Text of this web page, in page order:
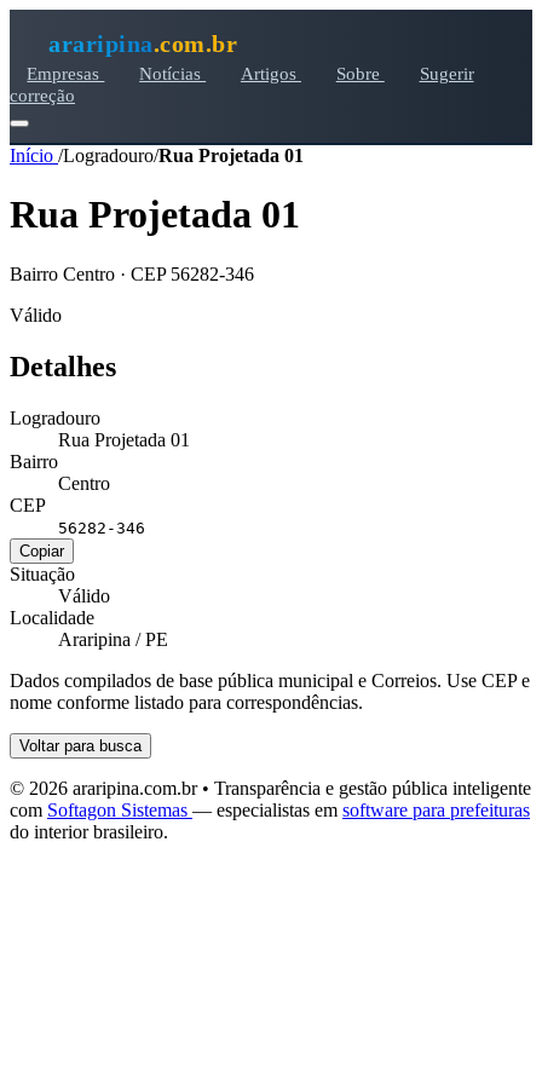
araripina.com.br
Empresas Notícias Artigos Sobre
Sugerir
correção
Início /Logradouro/Rua Projetada 01
Rua Projetada 01
Bairro Centro · CEP 56282-346
Válido
Detalhes
Logradouro
Rua Projetada 01
Bairro
Centro
CEP
56282-346
Copiar
Situação
Válido
Localidade
Araripina / PE
Dados compilados de base pública municipal e Correios. Use CEP e
nome conforme listado para correspondências.
Voltar para busca
© 2026 araripina.com.br • Transparência e gestão pública inteligente
com Softagon Sistemas — especialistas em software para prefeituras
do interior brasileiro.